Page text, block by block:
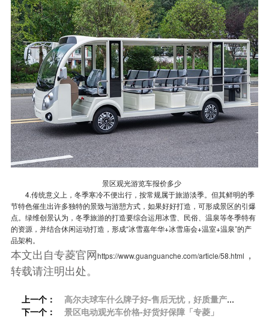
景区观光游览车报价多少
4.传统意义上，冬季寒冷不便出行，按常规属于旅游淡季。但其鲜明的季
节特色催生出许多独特的景致与游憩方式，如果好好打造，可形成景区的引爆
点。绿维创景认为，冬季旅游的打造要综合运用冰雪、民俗、温泉等冬季特有
的资源，并结合休闲运动打造，形成“冰雪嘉年华+冰雪庙会+温室+温泉”的产
品架构。
本文出自专菱官网https://www.guanguanche.com/article/58.html ，
转载请注明出处。
上一个：
高尔夫球车什么牌子好-售后无忧，好质量产品
「专菱」
下一个： 景区电动观光车价格-好货好保障「专菱」